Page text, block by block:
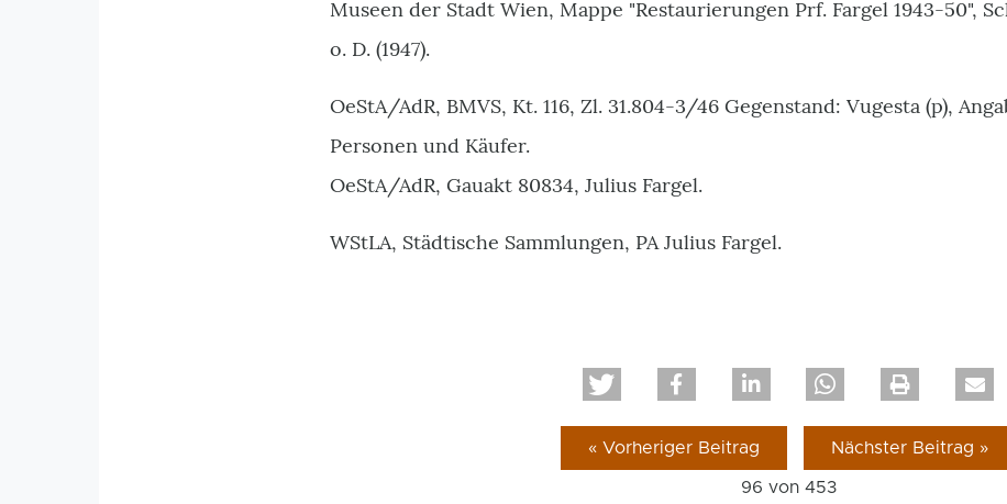
Museen der Stadt Wien, Mappe "Restaurierungen Prf. Fargel 1943-50",
o. D. (1947).
OeStA/AdR, BMVS, Kt. 116, Zl. 31.804-3/46 Gegenstand: Vugesta (p),
Personen und Käufer.
OeStA/AdR, Gauakt 80834, Julius Fargel.
WStLA, Städtische Sammlungen, PA Julius Fargel.
« Vorheriger Beitrag Nächster Beitrag »
96 von 453